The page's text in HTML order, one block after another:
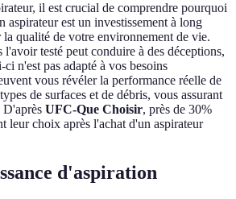
il est crucial de comprendre pourquoi
aspirateur est un investissement à long
qualité de votre environnement de vie.
testé peut conduire à des déceptions,
n'est pas adapté à vos besoins
vous révéler la performance réelle de
de surfaces et de débris, vous assurant
UFC-Que Choisir, près de 30%
leur choix après l'achat d'un aspirateur
d'aspiration